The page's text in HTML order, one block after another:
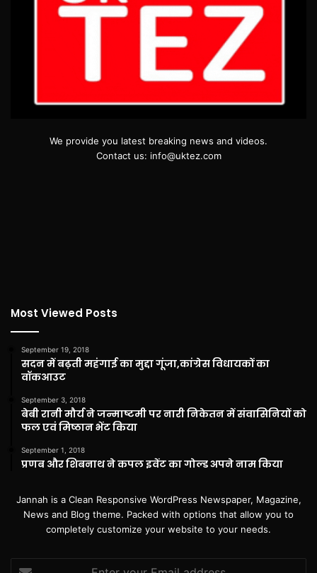
We provide you latest breaking news and videos.
Contact us: info@uktez.com
Most Viewed Posts
September 19, 2018
सदन में बढ़ती महंगाई का मुद्दा गूंजा,कांग्रेस विधायकों का
वॉकआउट
September 3, 2018
बेबी रानी मौर्य ने जन्माष्टमी पर नारी निकेतन में संवासिनियों को
फल एवं मिष्ठान भेंट किया
September 1, 2018
प्रणब और शिबनाथ ने कपल इवेंट का गोल्ड अपने नाम किया
Jannah is a Clean Responsive WordPress Newspaper, Magazine,
News and Blog theme. Packed with options that allow you to
completely customize your website to your needs.